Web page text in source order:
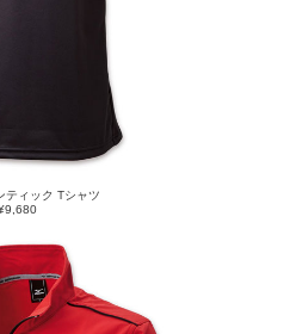
ティック Tシャツ